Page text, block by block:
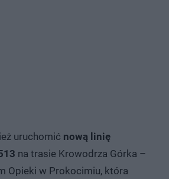
uruchomić nową linię
na trasie Krowodrza Górka –
Opieki w Prokocimiu, która